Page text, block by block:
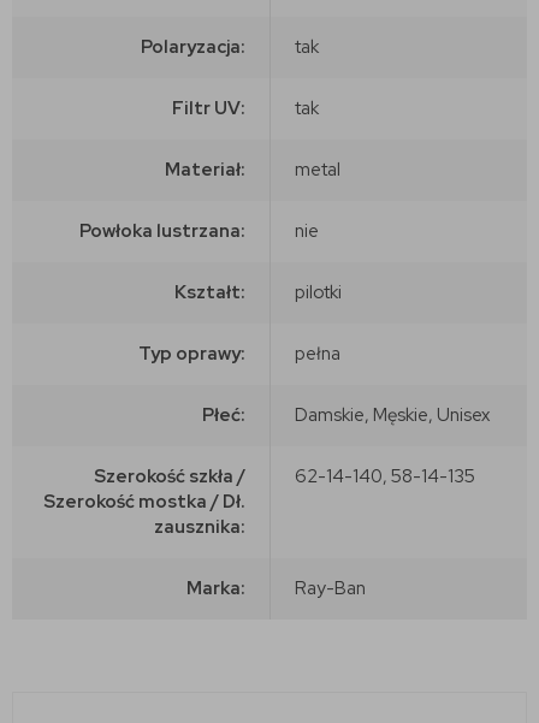
Polaryzacja: tak
Filtr UV: tak
Materiał: metal
Powłoka lustrzana: nie
Kształt: pilotki
Typ oprawy: pełna
Płeć: Damskie, Męskie, Unisex
Szerokość szkła /
Szerokość mostka / Dł.
zausznika:
62-14-140, 58-14-135
Marka: Ray-Ban